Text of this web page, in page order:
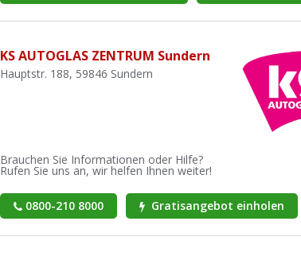
KS AUTOGLAS ZENTRUM Sundern
Hauptstr. 188, 59846 Sundern
Brauchen Sie Informationen oder Hilfe?
Rufen Sie uns an, wir helfen Ihnen weiter!
0800-210 8000 Gratisangebot einholen